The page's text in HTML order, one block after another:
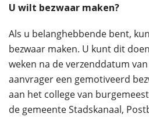
U wilt bezwaar maken?
Als u belanghebbende bent,
bezwaar maken. U kunt dit
weken na de verzenddatum
aanvrager een gemotiveerd
aan het college van
de gemeente Stadskanaal,